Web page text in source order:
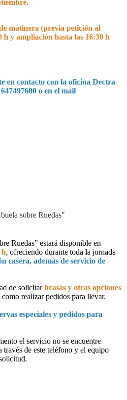
matinera (previa petición al
h y ampliación hasta las 16:30 h
en contacto con la oficina Dectra
o en el mail
sobre Ruedas"
Ruedas” estará disponible en
h, ofreciendo durante toda la jornada
casera, además de servicio de
de solicitarbrasas y otras opciones
como realizar pedidos para llevar.
especiales y pedidos para
el servicio no se encuentre
través de este teléfono y el equipo